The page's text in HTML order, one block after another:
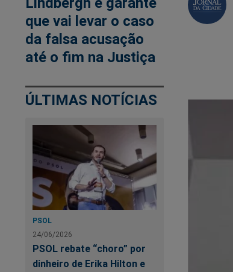
que vai levar o caso
da falsa acusação
até o fim na Justiça
ÚLTIMAS NOTÍCIAS
PSOL
24/06/2026
PSOL rebate “choro” por
dinheiro de Erika Hilton e